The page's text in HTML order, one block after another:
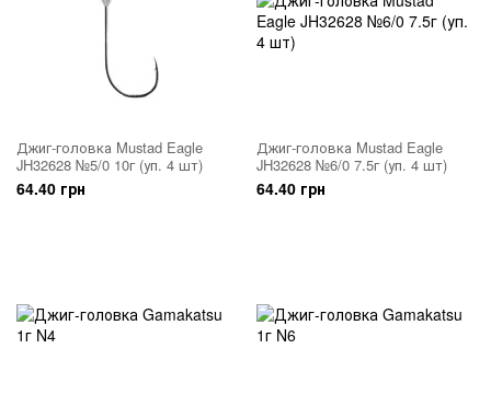
Джиг-головка Mustad Eagle
JH32628 №5/0 10г (уп. 4 шт)
64.40 грн
Джиг-головка Mustad Eagle
JH32628 №6/0 7.5г (уп. 4 шт)
64.40 грн